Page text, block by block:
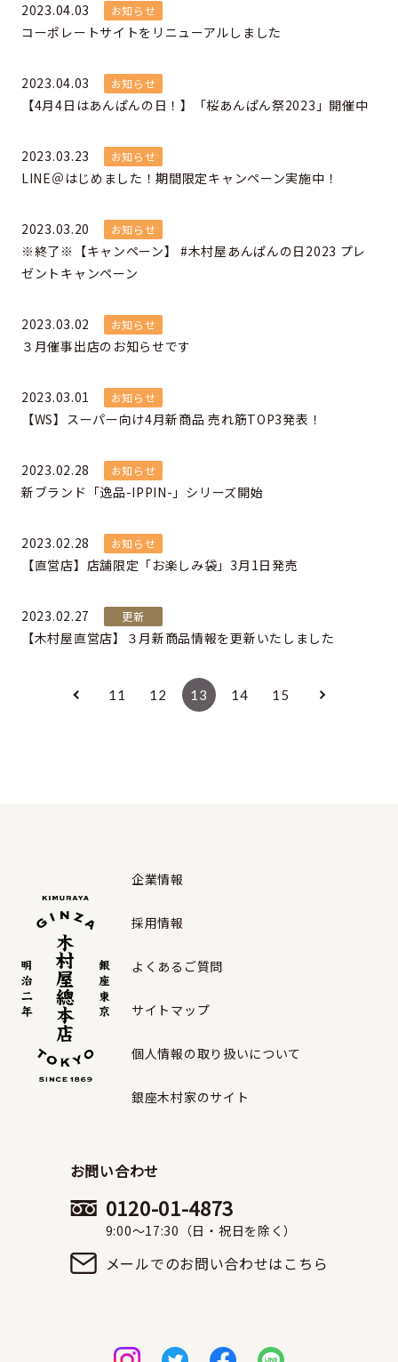
2023.04.03 お知らせ
コーポレートサイトをリニューアルしました
2023.04.03 お知らせ
【4月4日はあんぱんの日！】「桜あんぱん祭2023」開催中
2023.03.23 お知らせ
LINE＠はじめました！期間限定キャンペーン実施中！
2023.03.20 お知らせ
※終了※【キャンペーン】 #木村屋あんぱんの日2023 プレ
ゼントキャンペーン
2023.03.02 お知らせ
３月催事出店のお知らせです
2023.03.01 お知らせ
【WS】スーパー向け4月新商品 売れ筋TOP3発表！
2023.02.28 お知らせ
新ブランド「逸品-IPPIN-」シリーズ開始
2023.02.28 お知らせ
【直営店】店舗限定「お楽しみ袋」3月1日発売
2023.02.27 更新
【木村屋直営店】３月新商品情報を更新いたしました
11 12 13 14 15
企業情報
採用情報
よくあるご質問
サイトマップ
個人情報の取り扱いについて
銀座木村家のサイト
お問い合わせ
0120-01-4873
9:00〜17:30（日・祝日を除く）
メールでのお問い合わせはこちら